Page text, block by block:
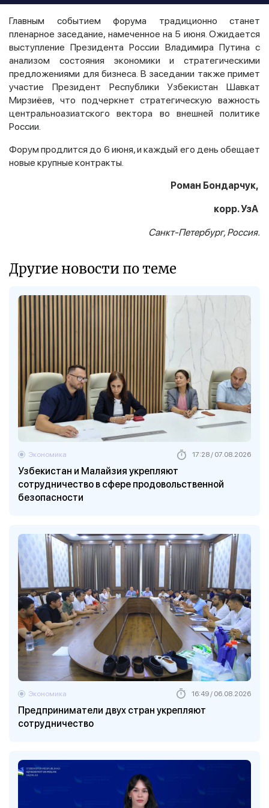
Главным событием форума традиционно станет
пленарное заседание, намеченное на 5 июня. Ожидается
выступление Президента России Владимира Путина с
анализом состояния экономики и стратегическими
предложениями для бизнеса. В заседании также примет
участие Президент Республики Узбекистан Шавкат
Мирзиёев, что подчеркнет стратегическую важность
центральноазиатского вектора во внешней политике
России.
Форум продлится до 6 июня, и каждый его день обещает
новые крупные контракты.
Роман Бондарчук,
корр. УзА
Санкт-Петербург, Россия.
Другие новости по теме
Узбекистан и Малайзия укрепляют
сотрудничество в сфере продовольственной
безопасности
Экономика 17:28 / 07.08.2026
Предприниматели двух стран укрепляют
сотрудничество
Экономика 16:49 / 06.08.2026